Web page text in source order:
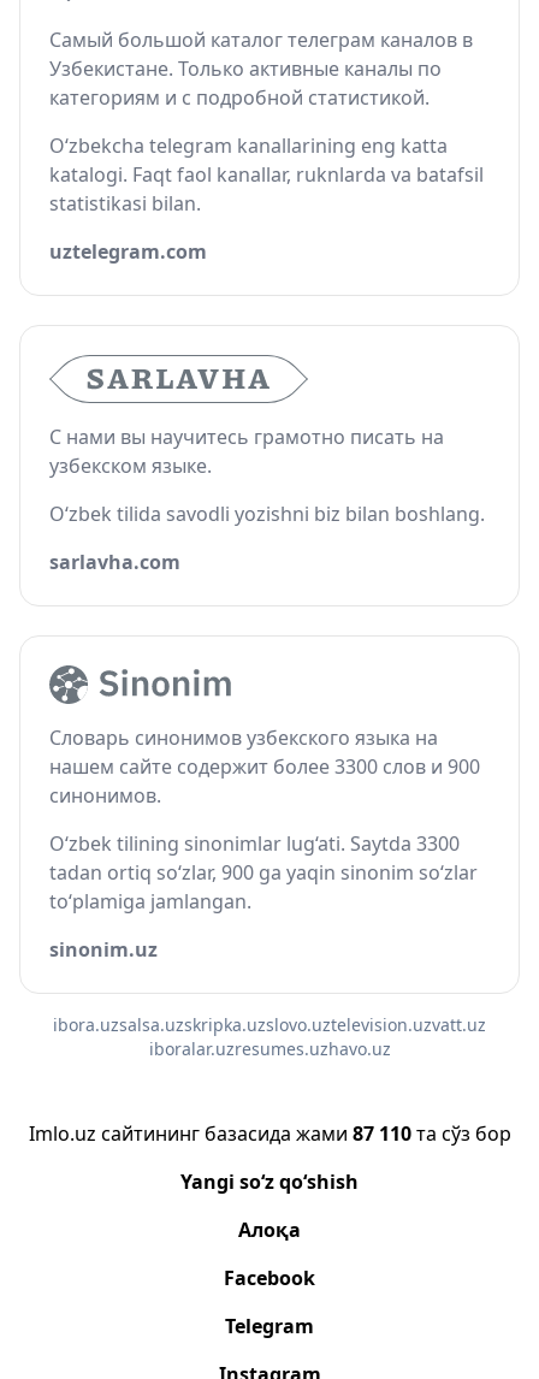
Самый большой каталог телеграм каналов в
Узбекистане. Только активные каналы по
категориям и с подробной статистикой.
O‘zbekcha telegram kanallarining eng katta
katalogi. Faqt faol kanallar, ruknlarda va batafsil
statistikasi bilan.
uztelegram.com
С нами вы научитесь грамотно писать на
узбекском языке.
O‘zbek tilida savodli yozishni biz bilan boshlang.
sarlavha.com
Словарь синонимов узбекского языка на
нашем сайте содержит более 3300 слов и 900
синонимов.
O‘zbek tilining sinonimlar lug‘ati. Saytda 3300
tadan ortiq so‘zlar, 900 ga yaqin sinonim so‘zlar
to‘plamiga jamlangan.
sinonim.uz
ibora.uzsalsa.uzskripka.uzslovo.uztelevision.uzvatt.uz
iboralar.uzresumes.uzhavo.uz
Imlo.uz сайтининг базасида жами 87 110та сўз бор
Yangi so‘z qo‘shish
Алоқа
Facebook
Telegram